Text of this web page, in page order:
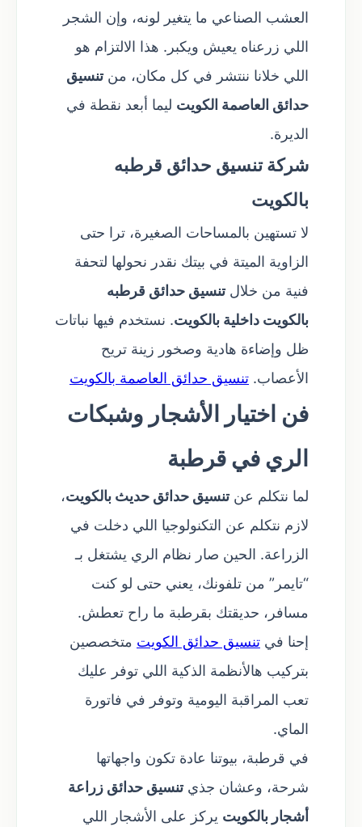
العشب الصناعي ما يتغير لونه، وإن الشجر
اللي زرعناه يعيش ويكبر. هذا الالتزام هو
اللي خلانا ننتشر في كل مكان، منتنسيق
حدائق العاصمة الكويت ليما أبعد نقطة في
الديرة.
شركة تنسيق حدائق قرطبه
بالكويت
لا تستهين بالمساحات الصغيرة، ترا حتى
الزاوية الميتة في بيتك نقدر نحولها لتحفة
فنية من خلالتنسيق حدائق قرطبه
بالكويت داخلية بالكويت. نستخدم فيها نباتات
ظل وإضاءة هادية وصخور زينة تريح
الأعصاب. تنسيق حدائق العاصمة بالكويت
فن اختيار الأشجار وشبكات
الري في قرطبة
لما نتكلم عنتنسيق حدائق حديث بالكويت،
لازم نتكلم عن التكنولوجيا اللي دخلت في
الزراعة. الحين صار نظام الري يشتغل بـ
“تايمر” من تلفونك، يعني حتى لو كنت
مسافر، حديقتك بقرطبة ما راح تعطش.
إحنا في تنسيق حدائق الكويت متخصصين
بتركيب هالأنظمة الذكية اللي توفر عليك
تعب المراقبة اليومية وتوفر في فاتورة
الماي.
في قرطبة، بيوتنا عادة تكون واجهاتها
شرحة، وعشان جذيتنسيق حدائق زراعة
أشجار بالكويت يركز على الأشجار اللي